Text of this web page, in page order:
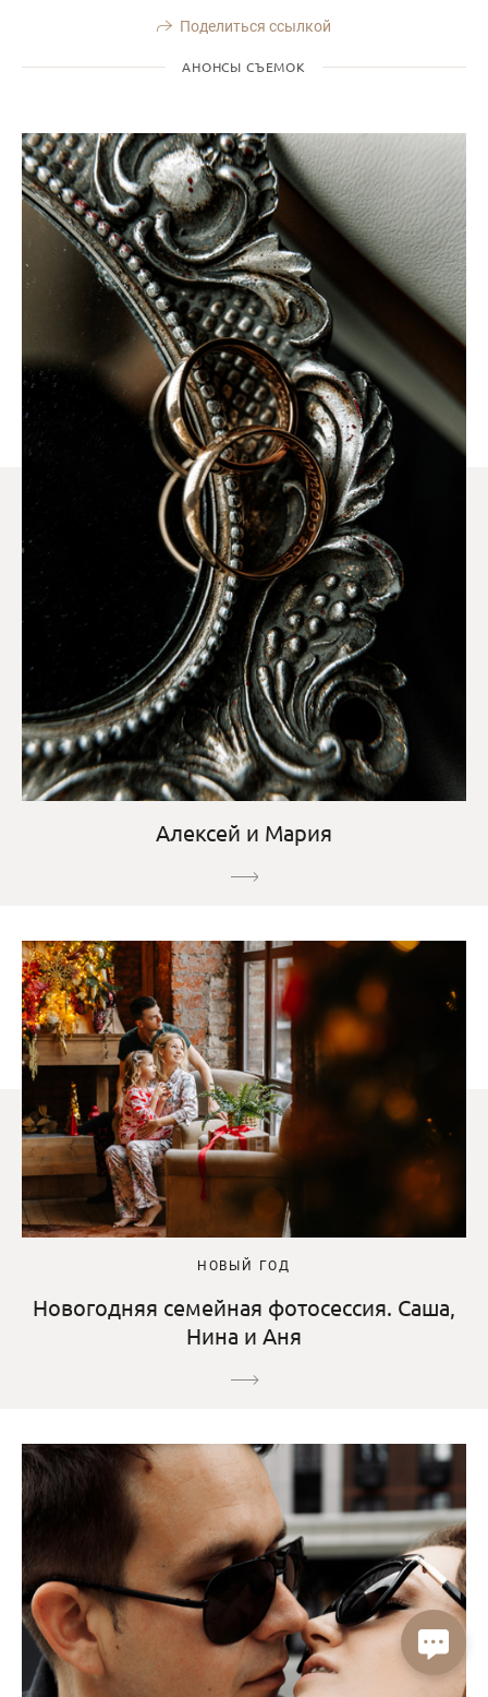
Поделиться ссылкой
АНОНСЫ СЪЕМОК
Алексей и Мария
НОВЫЙ ГОД
Новогодняя семейная фотосессия. Саша,
Нина и Аня